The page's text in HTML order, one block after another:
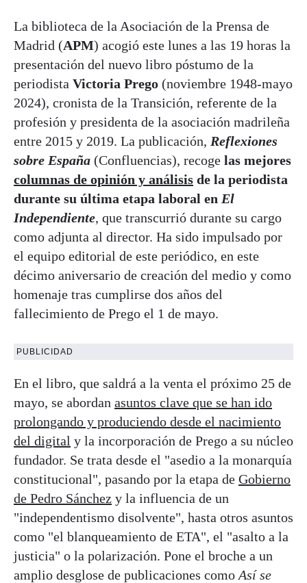
La biblioteca de la Asociación de la Prensa de
Madrid (APM) acogió este lunes a las 19 horas la
presentación del nuevo libro póstumo de la
periodista Victoria Prego (noviembre 1948-mayo
2024), cronista de la Transición, referente de la
profesión y presidenta de la asociación madrileña
entre 2015 y 2019. La publicación, Reflexiones
sobre España (Confluencias), recoge las mejores
columnas de opinión y análisis de la periodista
durante su última etapa laboral en El
Independiente, que transcurrió durante su cargo
como adjunta al director. Ha sido impulsado por
el equipo editorial de este periódico, en este
décimo aniversario de creación del medio y como
homenaje tras cumplirse dos años del
fallecimiento de Prego el 1 de mayo.
PUBLICIDAD
En el libro, que saldrá a la venta el próximo 25 de
mayo, se abordan asuntos clave que se han ido
prolongando y produciendo desde el nacimiento
del digital y la incorporación de Prego a su núcleo
fundador. Se trata desde el "asedio a la monarquía
constitucional", pasando por la etapa de Gobierno
de Pedro Sánchez y la influencia de un
"independentismo disolvente", hasta otros asuntos
como "el blanqueamiento de ETA", el "asalto a la
justicia" o la polarización. Pone el broche a un
amplio desglose de publicaciones como Así se